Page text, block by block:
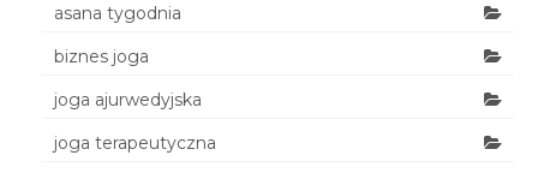
asana tygodnia
biznes joga
joga ajurwedyjska
joga terapeutyczna